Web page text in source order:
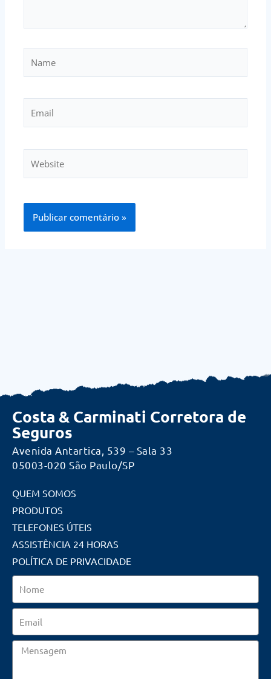
Costa & Carminati Corretora de
Seguros
Avenida Antartica, 539 – Sala 33
05003-020 São Paulo/SP
QUEM SOMOS
PRODUTOS
TELEFONES ÚTEIS
ASSISTÊNCIA 24 HORAS
POLÍTICA DE PRIVACIDADE
Mensagem